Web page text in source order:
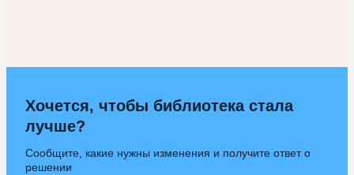
Хочется, чтобы библиотека стала
лучше?
Сообщите, какие нужны изменения и получите ответ о
решении